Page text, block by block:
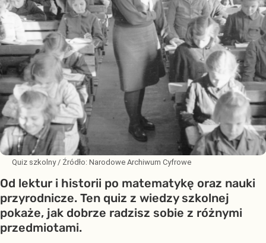
Quiz szkolny/ Źródło: Narodowe Archiwum Cyfrowe
Od lektur i historii po matematykę oraz nauki
przyrodnicze. Ten quiz z wiedzy szkolnej
pokaże, jak dobrze radzisz sobie z różnymi
przedmiotami.